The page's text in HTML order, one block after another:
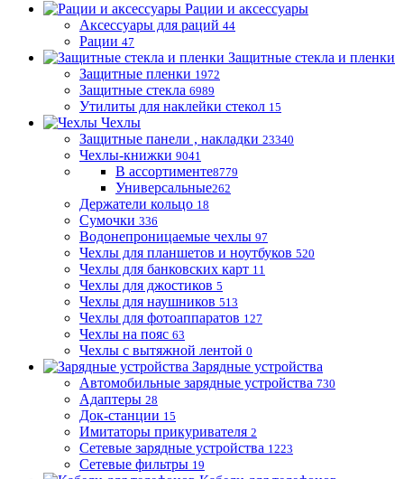
Рации и аксессуары
Аксессуары для раций 44
Рации 47
Защитные стекла и пленки
Защитные пленки 1972
Защитные стекла 6989
Утилиты для наклейки стекол 15
Чехлы
Защитные панели , накладки 23340
Чехлы-книжки 9041
В ассортименте8779
Универсальные262
Держатели кольцо 18
Сумочки 336
Водонепроницаемые чехлы 97
Чехлы для планшетов и ноутбуков 520
Чехлы для банковских карт 11
Чехлы для джостиков 5
Чехлы для наушников 513
Чехлы для фотоаппаратов 127
Чехлы на пояс 63
Чехлы с вытяжной лентой 0
Зарядные устройства
Автомобильные зарядные устройства 730
Адаптеры 28
Док-станции 15
Имитаторы прикуривателя 2
Сетевые зарядные устройства 1223
Сетевые фильтры 19